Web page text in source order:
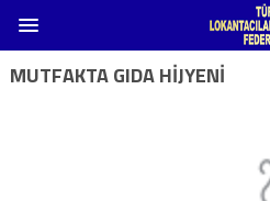
MUTFAKTA GIDA HIJYENI